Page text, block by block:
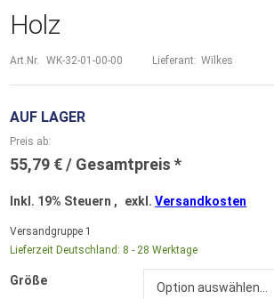
Holz
Art.Nr. WK-32-01-00-00 Lieferant: Wilkes
AUF LAGER
Preis ab
55,79 €
Inkl. 19% Steuern , exkl.Versandkosten
Versandgruppe 1
Lieferzeit Deutschland: 8 - 28 Werktage
Größe Option auswählen...